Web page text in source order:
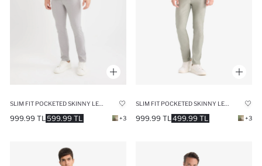
599.99 TL
999.99 TL +3 499.99 TL
999.99 TL +3